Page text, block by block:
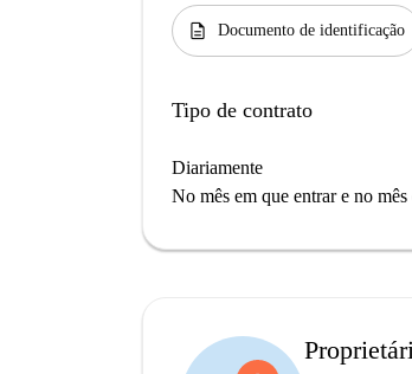
description Documento de identificação
Tipo de contrato
Diariamente
No mês em que entrar e no